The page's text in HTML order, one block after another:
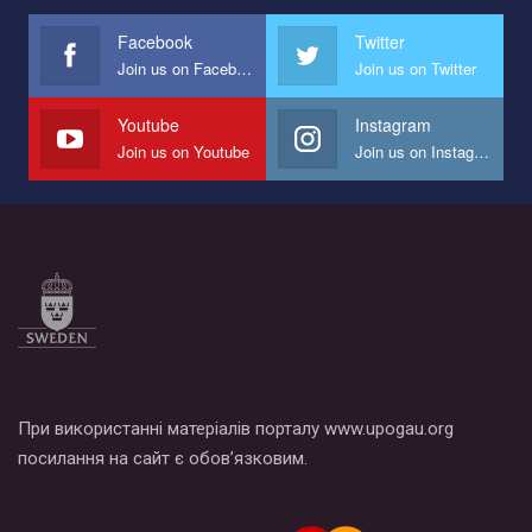
представляющий программу развития организации.
Мы просим вас поддержать нас и помочь нам реализовать
наш план по борьбе с насилием и дискриминацией на почве
СОГИ в Украине.
Все, что вам нужно сделать - это зайти на наш канал YouTube
Facebook
Join us on Facebook
Twitter
Join us on Twitter
Youtube
Join us on Youtube
Instagram
Join us on Instagram
При використанні матеріалів порталу www.upogau.org
посилання на сайт є обов’язковим.